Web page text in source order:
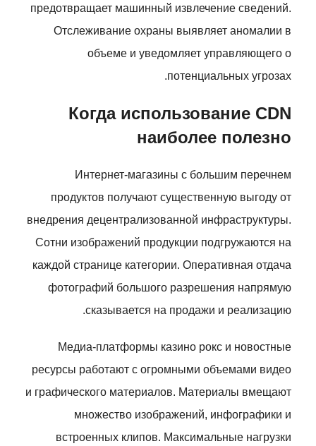
предотвращает машинный извлечение сведений.
Отслеживание охраны выявляет аномалии в
объеме и уведомляет управляющего о
потенциальных угрозах.
Когда использование CDN
наиболее полезно
Интернет-магазины с большим перечнем
продуктов получают существенную выгоду от
внедрения децентрализованной инфраструктуры.
Сотни изображений продукции подгружаются на
каждой странице категории. Оперативная отдача
фотографий большого разрешения напрямую
сказывается на продажи и реализацию.
Медиа-платформы казино рокс и новостные
ресурсы работают с огромными объемами видео
и графического материалов. Материалы вмещают
множество изображений, инфографики и
встроенных клипов. Максимальные нагрузки